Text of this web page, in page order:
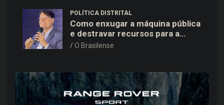
POLÍTICA DISTRITAL
Como enxugar a máquina pública
e destravar recursos para a
saúde e educação no DF
O Brasilense